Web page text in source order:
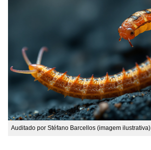
Auditado por Stéfano Barcellos (imagem ilustrativa)